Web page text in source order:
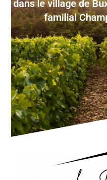
dans le village de
familial